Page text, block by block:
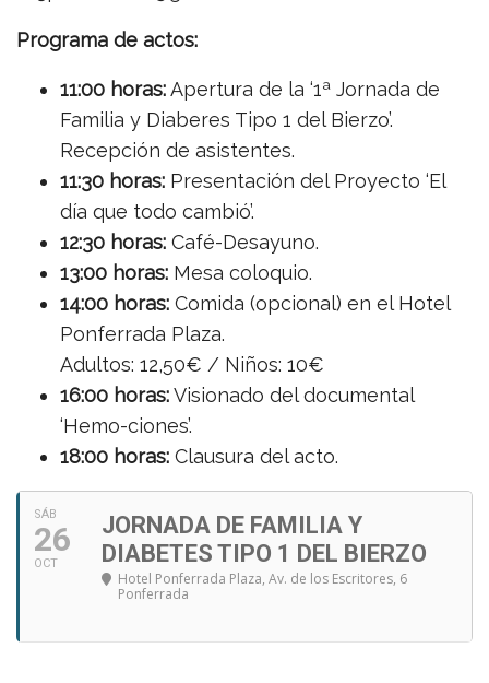
Programa de actos:
11:00 horas:Apertura de la ‘1ª Jornada de
Familia y Diaberes Tipo 1 del Bierzo’.
Recepción de asistentes.
11:30 horas: Presentación del Proyecto ‘El
día que todo cambió’.
12:30 horas: Café-Desayuno.
13:00 horas: Mesa coloquio.
14:00 horas: Comida (opcional) en el Hotel
Ponferrada Plaza.
Adultos: 12,50€ / Niños: 10€
16:00 horas:Visionado del documental
‘Hemo-ciones’.
18:00 horas: Clausura del acto.
SÁB
26
OCT
JORNADA DE FAMILIA Y
DIABETES TIPO 1 DEL BIERZO
Hotel Ponferrada Plaza, Av. de los Escritores, 6
Ponferrada